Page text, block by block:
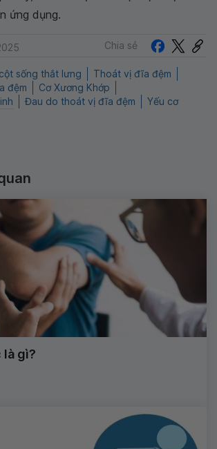
ứng dụng.
Chia sẻ
sống thắt lưng
Thoát vị đĩa đệm
đệm
Cơ Xương Khớp
Đau do thoát vị đĩa đệm Yếu cơ
là gì?